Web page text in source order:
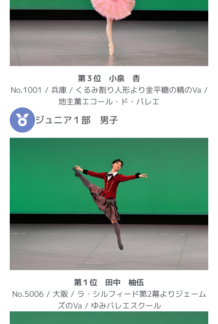
第３位 小泉 杏
No.1001 / 兵庫 / くるみ割り人形より金平糖の精のVa /
地主薫エコール・ド・バレエ
ジュニア１部 男子
第１位 田中 柚伍
No.5006 / 大阪 / ラ・シルフィード第2幕よりジェーム
ズのVa / ゆみバレエスクール